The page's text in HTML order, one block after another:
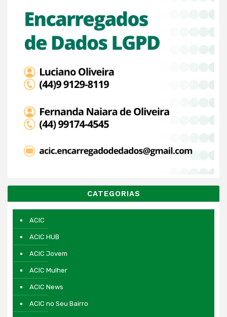
CATEGORIAS
ACIC
ACIC HUB
ACIC Jovem
ACIC Mulher
ACIC News
ACIC no Seu Bairro